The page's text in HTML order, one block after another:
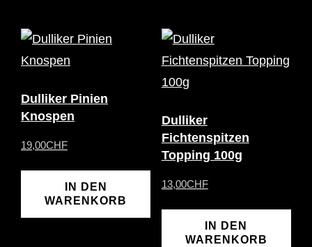
Dulliker Pinien
Knospen
19,00CHF
IN DEN
WARENKORB
Dulliker
Fichtenspitzen
Topping 100g
13,00CHF
IN DEN
WARENKORB